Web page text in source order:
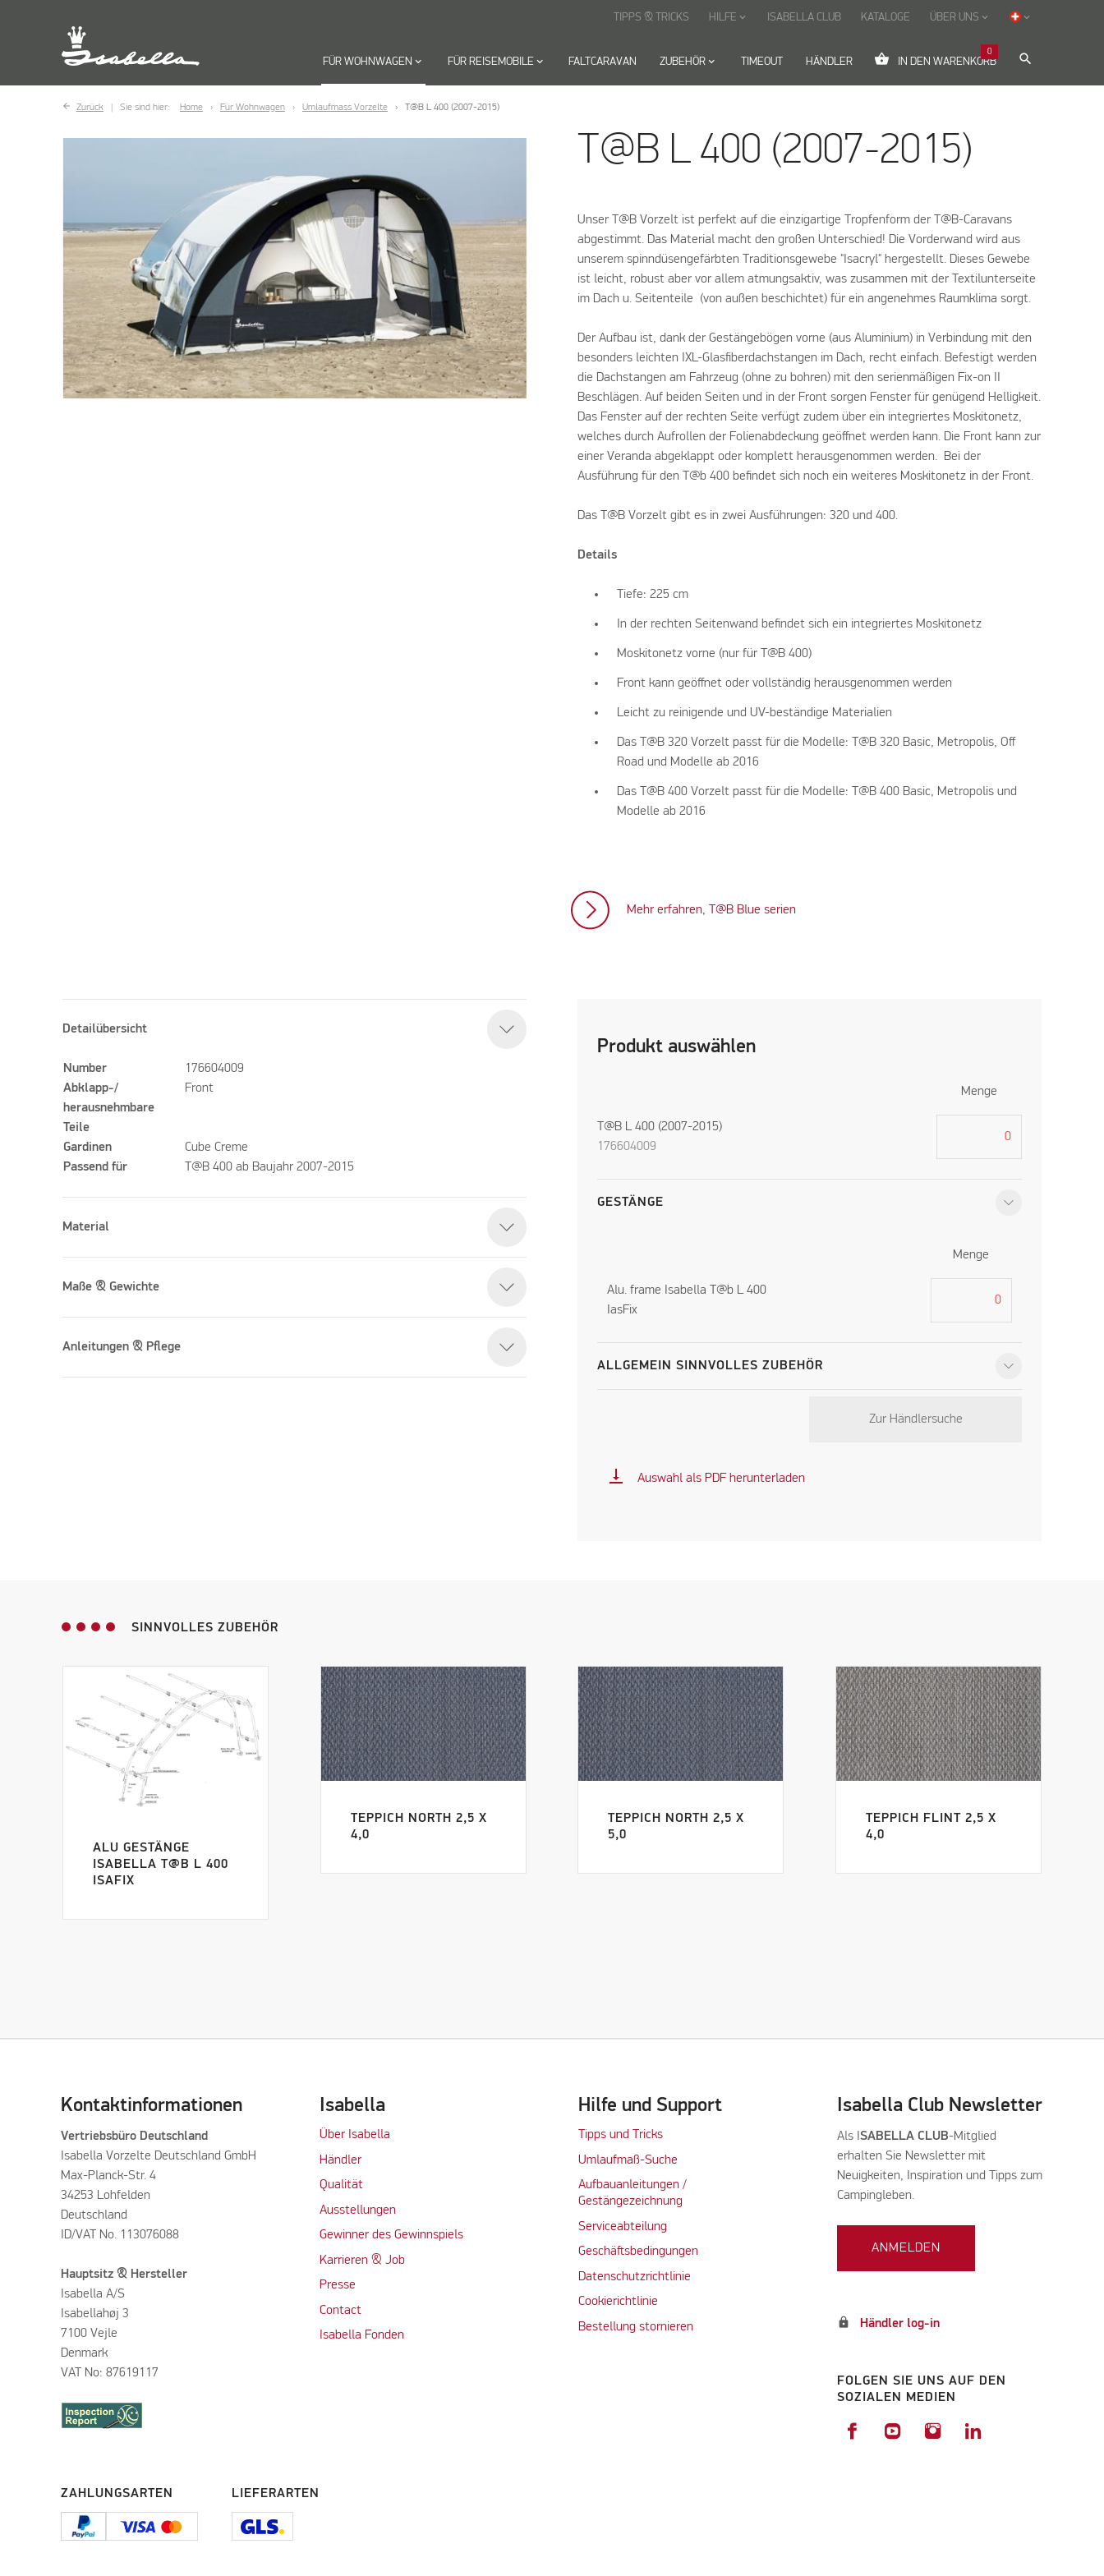
FÜR WOHNWAGEN keyboard_arrow_down FÜR REISEMOBILE keyboard_arrow_down FALTCARAVAN ZUBEHÖR keyboard_arrow_down TIMEOUT HÄNDLER shopping_basket IN DEN WARENKORB
0
search
TIPPS & TRICKS HILFE keyboard_arrow_down ISABELLA CLUB KATALOGE ÜBER UNS keyboard_arrow_down keyboard_arrow_down
Zurück Sie sind hier: Home Für Wohnwagen Umlaufmass Vorzelte T@B L 400 (2007-2015)
T@B L 400 (2007-2015)
Unser T@B Vorzelt ist perfekt auf die einzigartige Tropfenform der T@B-Caravans
abgestimmt. Das Material macht den großen Unterschied! Die Vorderwand wird aus
unserem spinndüsengefärbten Traditionsgewebe "Isacryl" hergestellt. Dieses Gewebe
ist leicht, robust aber vor allem atmungsaktiv, was zusammen mit der Textilunterseite
im Dach u. Seitenteile (von außen beschichtet) für ein angenehmes Raumklima sorgt.
Der Aufbau ist, dank der Gestängebögen vorne (aus Aluminium) in Verbindung mit den
besonders leichten IXL-Glasfiberdachstangen im Dach, recht einfach. Befestigt werden
die Dachstangen am Fahrzeug (ohne zu bohren) mit den serienmäßigen Fix-on II
Beschlägen. Auf beiden Seiten und in der Front sorgen Fenster für genügend Helligkeit.
Das Fenster auf der rechten Seite verfügt zudem über ein integriertes Moskitonetz,
welches durch Aufrollen der Folienabdeckung geöffnet werden kann. Die Front kann zur
einer Veranda abgeklappt oder komplett herausgenommen werden. Bei der
Ausführung für den T@b 400 befindet sich noch ein weiteres Moskitonetz in der Front.
Das T@B Vorzelt gibt es in zwei Ausführungen: 320 und 400.
Details
Tiefe: 225 cm
In der rechten Seitenwand befindet sich ein integriertes Moskitonetz
Moskitonetz vorne (nur für T@B 400)
Front kann geöffnet oder vollständig herausgenommen werden
Leicht zu reinigende und UV-beständige Materialien
Das T@B 320 Vorzelt passt für die Modelle: T@B 320 Basic, Metropolis, Off
Road und Modelle ab 2016
Das T@B 400 Vorzelt passt für die Modelle: T@B 400 Basic, Metropolis und
Modelle ab 2016
Mehr erfahren, T@B Blue serien
Produkt auswählen
Menge
T@B L 400 (2007-2015)
176604009
GESTÄNGE
Menge
Alu. frame Isabella T@b L 400
IasFix
ALLGEMEIN SINNVOLLES ZUBEHÖR
Zur Händlersuche
vertical_align_bottom Auswahl als PDF herunterladen
Detailübersicht
Number
176604009
Abklapp-/
herausnehmbare
Teile
Front
Gardinen
Cube Creme
Passend für
T@B 400 ab Baujahr 2007-2015
Material
Maße & Gewichte
Anleitungen & Pflege
SINNVOLLES ZUBEHÖR
ALU GESTÄNGE
ISABELLA T@B L 400
ISAFIX
TEPPICH NORTH 2,5 X
4,0
TEPPICH NORTH 2,5 X
5,0
TEPPICH FLINT 2,5 X
4,0
Kontaktinformationen
Vertriebsbüro Deutschland
Isabella Vorzelte Deutschland GmbH
Max-Planck-Str. 4
34253 Lohfelden
Deutschland
ID/VAT No. 113076088
Hauptsitz & Hersteller
Isabella A/S
Isabellahøj 3
7100 Vejle
Denmark
VAT No: 87619117
Isabella
Über Isabella
Händler
Qualität
Ausstellungen
Gewinner des Gewinnspiels
Karrieren & Job
Presse
Contact
Isabella Fonden
Hilfe und Support
Tipps und Tricks
Umlaufmaß-Suche
Aufbauanleitungen /
Gestängezeichnung
Serviceabteilung
Geschäftsbedingungen
Datenschutzrichtlinie
Cookierichtlinie
Bestellung stornieren
Isabella Club Newsletter
Als I SABELLA CLUB-Mitglied
erhalten Sie Newsletter mit
Neuigkeiten, Inspiration und Tipps zum
Campingleben.
ANMELDEN
lock Händler log-in
FOLGEN SIE UNS AUF DEN
SOZIALEN MEDIEN
ZAHLUNGSARTEN LIEFERARTEN